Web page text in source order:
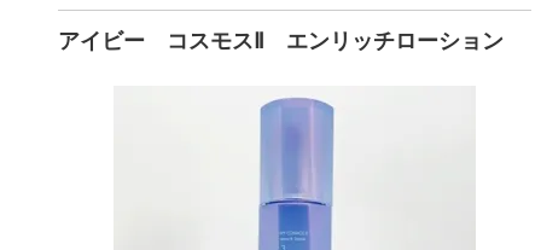
アイビー コスモスⅡ エンリッチローション